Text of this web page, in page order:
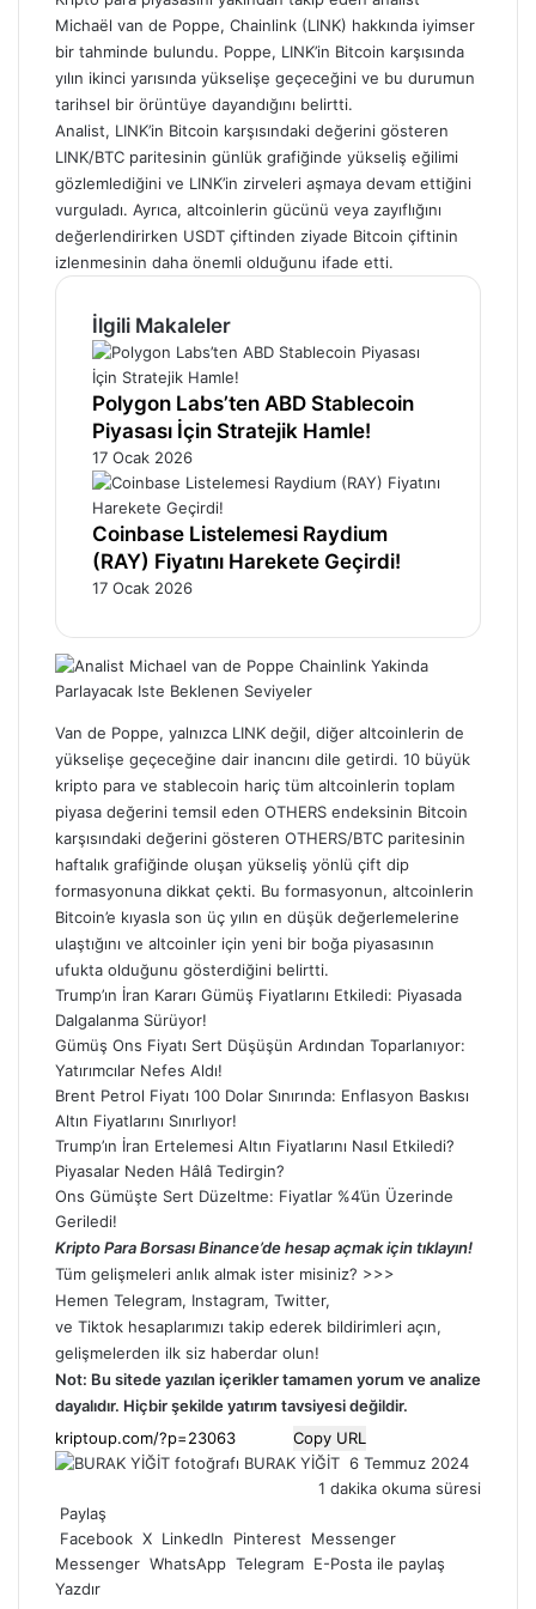
Michaël van de Poppe, Chainlink (LINK) hakkında iyimser
bir tahminde bulundu. Poppe, LINK’in Bitcoin karşısında
yılın ikinci yarısında yükselişe geçeceğini ve bu durumun
tarihsel bir örüntüye dayandığını belirtti.
Analist, LINK’in Bitcoin karşısındaki değerini gösteren
LINK/BTC paritesinin günlük grafiğinde yükseliş eğilimi
gözlemlediğini ve LINK’in zirveleri aşmaya devam ettiğini
vurguladı. Ayrıca, altcoinlerin gücünü veya zayıflığını
değerlendirirken USDT çiftinden ziyade Bitcoin çiftinin
izlenmesinin daha önemli olduğunu ifade etti.
İlgili Makaleler
Polygon Labs’ten ABD Stablecoin
Piyasası İçin Stratejik Hamle!
17 Ocak 2026
Coinbase Listelemesi Raydium
(RAY) Fiyatını Harekete Geçirdi!
17 Ocak 2026
Van de Poppe, yalnızca LINK değil, diğer altcoinlerin de
yükselişe geçeceğine dair inancını dile getirdi. 10 büyük
kripto para ve stablecoin hariç tüm altcoinlerin toplam
piyasa değerini temsil eden OTHERS endeksinin Bitcoin
karşısındaki değerini gösteren OTHERS/BTC paritesinin
haftalık grafiğinde oluşan yükseliş yönlü çift dip
formasyonuna dikkat çekti. Bu formasyonun, altcoinlerin
Bitcoin’e kıyasla son üç yılın en düşük değerlemelerine
ulaştığını ve altcoinler için yeni bir boğa piyasasının
ufukta olduğunu gösterdiğini belirtti.
Trump’ın İran Kararı Gümüş Fiyatlarını Etkiledi: Piyasada
Dalgalanma Sürüyor!
Gümüş Ons Fiyatı Sert Düşüşün Ardından Toparlanıyor:
Yatırımcılar Nefes Aldı!
Brent Petrol Fiyatı 100 Dolar Sınırında: Enflasyon Baskısı
Altın Fiyatlarını Sınırlıyor!
Trump’ın İran Ertelemesi Altın Fiyatlarını Nasıl Etkiledi?
Piyasalar Neden Hâlâ Tedirgin?
Ons Gümüşte Sert Düzeltme: Fiyatlar %4’ün Üzerinde
Geriledi!
Kripto Para Borsası Binance’de hesap açmak için tıklayın!
Tüm gelişmeleri anlık almak ister misiniz? >>>
Hemen Telegram, Instagram, Twitter,
ve Tiktok hesaplarımızı takip ederek bildirimleri açın,
gelişmelerden ilk siz haberdar olun!
Not: Bu sitede yazılan içerikler tamamen yorum ve analize
dayalıdır. Hiçbir şekilde yatırım tavsiyesi değildir.
Copy URL
BURAK YİĞİT Bir
e-
göndermek
6 Temmuz 2024
1 dakika okuma süresi
Paylaş
Facebook X LinkedIn Pinterest
Messenger
Messenger WhatsApp Telegram E-Posta ile paylaş
Yazdır